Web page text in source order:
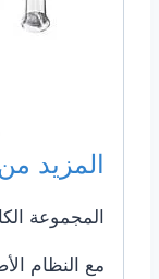
المزيد
المجموعة
مع النظام